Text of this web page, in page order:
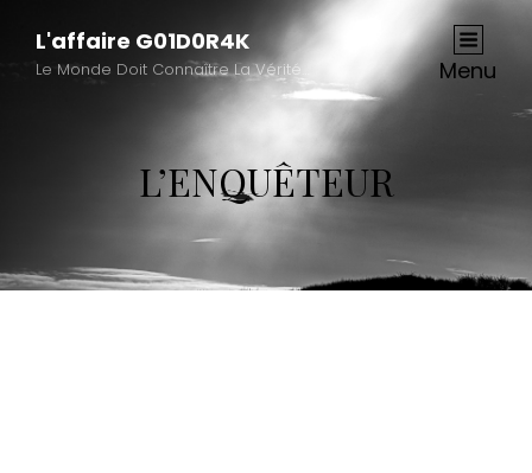
L'affaire G01D0R4K
Le Monde Doit Connaître La Vérité… Menu
L’ENQUÊTEUR